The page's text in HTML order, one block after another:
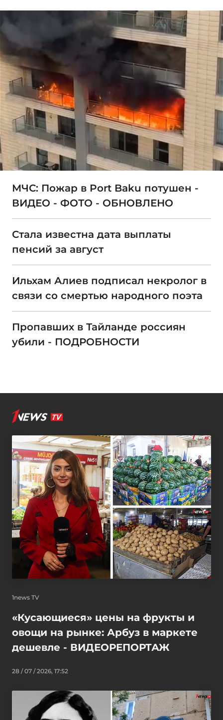
МЧС: Пожар в Port Baku потушен -
ВИДЕО - ФОТО - ОБНОВЛЕНО
Стала известна дата выплаты
пенсий за август
Ильхам Алиев подписал некролог в
связи со смертью народного поэта
Пропавших в Тайланде россиян
убили - ПОДРОБНОСТИ
1news TV
«Кусающиеся» цены на фрукты и
овощи на рынке: Арбуз в маркете
дешевле - ВИДЕОРЕПОРТАЖ
28 / 07 / 2026, 17:52